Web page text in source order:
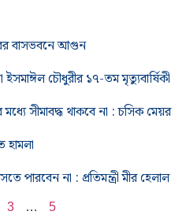
বাসভবনে আগুন
ইসমাঈল চৌধুরীর ১৭-তম মৃত্যুবার্ষিকী
সীমাবদ্ধ থাকবে না : চসিক মেয়র
হামলা
পারবেন না : প্রতিমন্ত্রী মীর হেলাল
3 … 5